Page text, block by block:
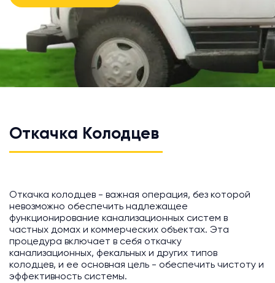
Откачка Колодцев
Откачка колодцев - важная операция, без которой
невозможно обеспечить надлежащее
функционирование канализационных систем в
частных домах и коммерческих объектах. Эта
процедура включает в себя откачку
канализационных, фекальных и других типов
колодцев, и ее основная цель - обеспечить чистоту и
эффективность системы.